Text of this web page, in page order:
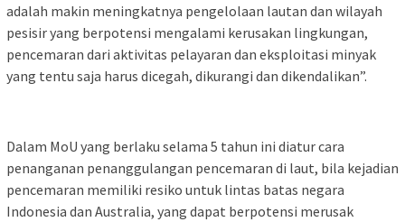
adalah makin meningkatnya pengelolaan lautan dan wilayah
pesisir yang berpotensi mengalami kerusakan lingkungan,
pencemaran dari aktivitas pelayaran dan eksploitasi minyak
yang tentu saja harus dicegah, dikurangi dan dikendalikan”.
Dalam MoU yang berlaku selama 5 tahun ini diatur cara
penanganan penanggulangan pencemaran di laut, bila kejadian
pencemaran memiliki resiko untuk lintas batas negara
Indonesia dan Australia, yang dapat berpotensi merusak